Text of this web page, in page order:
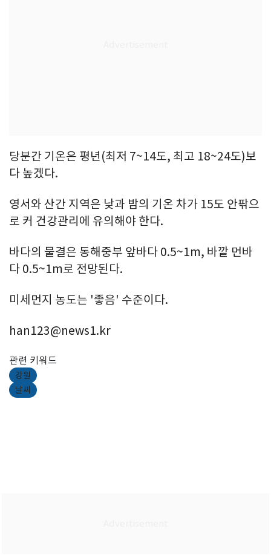
당분간 기온은 평년(최저 7~14도, 최고 18~24도)보
다 높겠다.
영서와 산간 지역은 낮과 밤의 기온 차가 15도 안팎으
로 커 건강관리에 유의해야 한다.
바다의 물결은 동해중부 앞바다 0.5~1m, 바깥 먼바
다 0.5~1m로 전망된다.
미세먼지 농도는 '좋음' 수준이다.
han123@news1.kr
관련 키워드
강원
날씨